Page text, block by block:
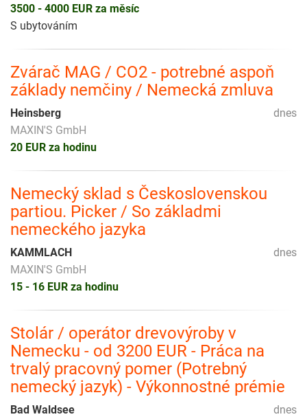
3500 - 4000 EUR za měsíc
S ubytováním
Zvárač MAG / CO2 - potrebné aspoň
základy nemčiny / Nemecká zmluva
dnes
Heinsberg
MAXIN'S GmbH
20 EUR za hodinu
Nemecký sklad s Československou
partiou. Picker / So základmi
nemeckého jazyka
dnes
KAMMLACH
MAXIN'S GmbH
15 - 16 EUR za hodinu
Stolár / operátor drevovýroby v
Nemecku - od 3200 EUR - Práca na
trvalý pracovný pomer (Potrebný
nemecký jazyk) - Výkonnostné prémie
dnes
Bad Waldsee